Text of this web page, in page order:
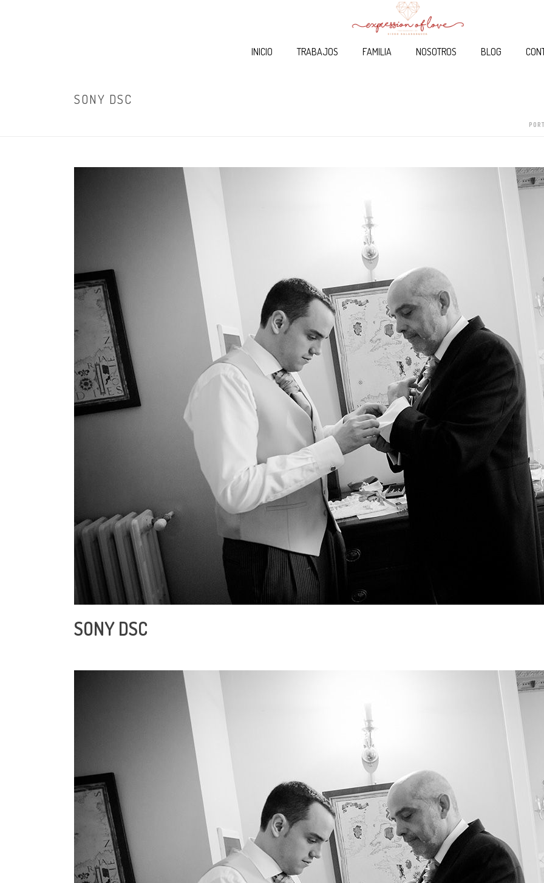
INICIO TRABAJOS FAMILIA NOSOTROS BLOG
SONY DSC
SONY DSC